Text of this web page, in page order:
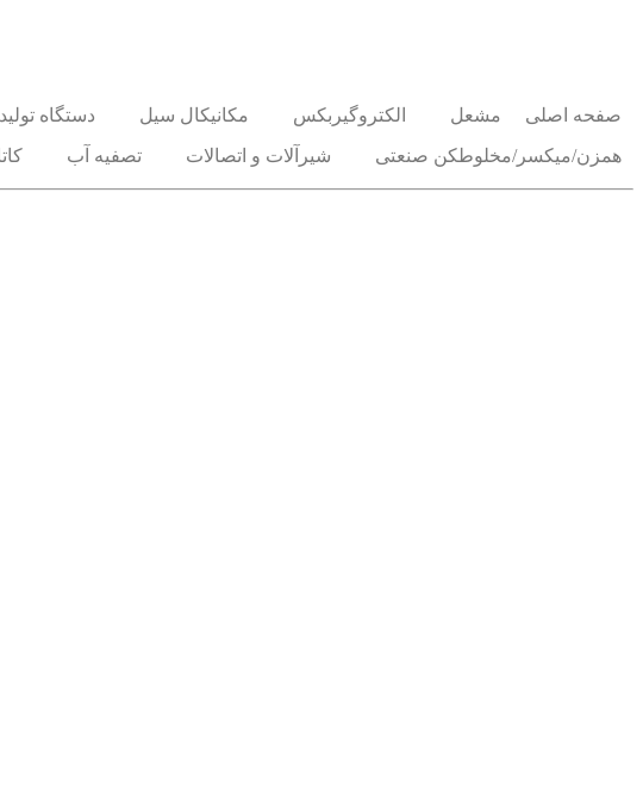
صفحه اصلی مشعل الکتروگیربکس مکانیکال سیل دستگاه
همزن/میکسر/مخلوطکن صنعتی
شیرآلات و اتصالات تصفیه آب